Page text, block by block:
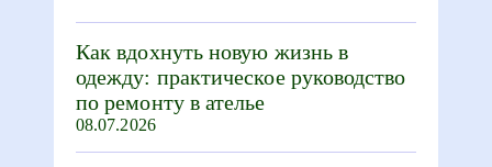
Как вдохнуть новую жизнь в
одежду: практическое руководство
по ремонту в ателье
08.07.2026